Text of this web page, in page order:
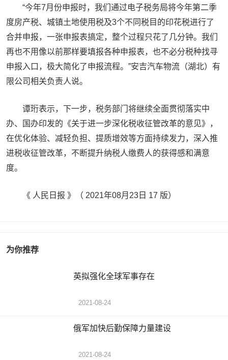
“今年7月份申报时，我们通过电子税务局将今年第二季
度房产税、城镇土地使用税及3个不同税目的印花税进行了
合并申报，一张申报表搞定，整个过程只花了几分钟。我们
再也不用像以前那样要填报各种申报表，也不必分税种找寻
申报入口，极大简化了申报流程。”安吉汽车物流（湖北）有
限公司相关负责人说。
谭珩表示，下一步，税务部门将继续全面贯彻落实中
办、国办印发的《关于进一步深化税收征管改革的意见》，
在优化体验、减轻负担、提质增效等方面持续发力，深入推
进税收征管改革，不断提升纳税人缴费人的获得感和满意
度。
《 人民日报 》（ 2021年08月23日 17 版）
为你推荐
英拟强化全球军事存在
2021-08-24
俄军加快后勤保障力量建设
2021-08-24